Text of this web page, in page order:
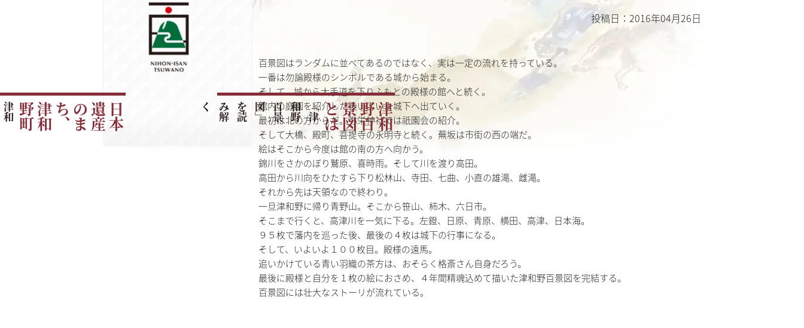
日
本
遺
産
の
ま
ち
、
津
和
野
町
津
和
野
町
の
ご
紹 津
和
野
百
景
図
と
は
「
津
和
野
百
景
図
」
を
読
み
解
く
投稿日：2016年04月26日
百景図はランダムに並べてあるのではなく、実は一定の流れを持っている。
一番は勿論殿様のシンボルである城から始まる。
そして、城から大手道を下りふもとの殿様の館へと続く。
館内の庭園を紹介した後いよいよ城下へ出ていく。
最初は北の方からだ。弥栄神社では祇園会の紹介。
そして大橋、殿町、菩提寺の永明寺と続く。蕪坂は市街の西の端だ。
絵はそこから今度は館の南の方へ向かう。
錦川をさかのぼり鷲原、喜時雨。そして川を渡り高田。
高田から川向をひたすら下り松林山、寺田、七曲、小直の雄滝、雌滝。
それから先は天領なので終わり。
一旦津和野に帰り青野山。そこから笹山、柿木、六日市。
そこまで行くと、高津川を一気に下る。左鐙、日原、青原、横田、高津、日本海。
９５枚で藩内を巡った後、最後の４枚は城下の行事になる。
そして、いよいよ１００枚目。殿様の遠馬。
追いかけている青い羽織の茶方は、おそらく格斎さん自身だろう。
最後に殿様と自分を１枚の絵におさめ、４年間精魂込めて描いた津和野百景図を完結する。
百景図には壮大なストーリが流れている。